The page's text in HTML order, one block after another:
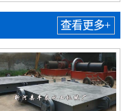
查看更多+